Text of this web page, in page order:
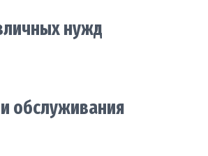
нужд
обслуживания